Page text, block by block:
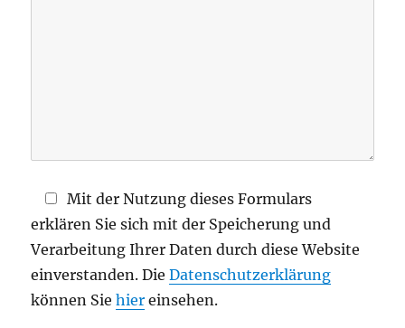
l
e
e
r
Mit der Nutzung dieses Formulars
erklären Sie sich mit der Speicherung und
Verarbeitung Ihrer Daten durch diese Website
einverstanden. DieDatenschutzerklärung
können Siehier einsehen.